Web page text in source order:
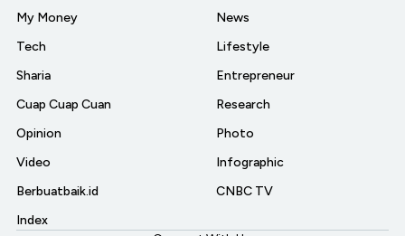
My Money
Tech
Sharia
Cuap Cuap Cuan
Opinion
Video
Berbuatbaik.id
Index
News
Lifestyle
Entrepreneur
Research
Photo
Infographic
CNBC TV